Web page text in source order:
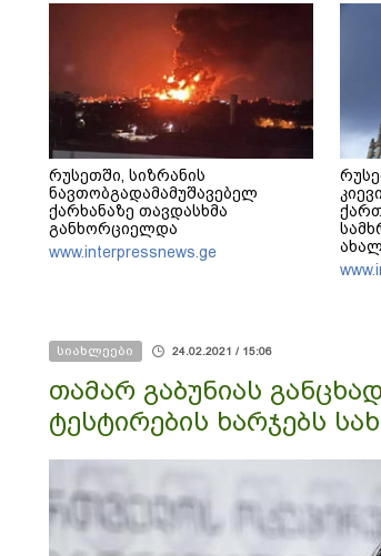
რუსეთში, სიზრანის
ნავთობგადამამუშავებელ
ქარხანაზე თავდასხმა
განხორციელდა
www.interpressnews.ge
სიახლეები 24.02.2021 / 15:06
თამარ გაბუნიას
ტესტირების ხარჯებს